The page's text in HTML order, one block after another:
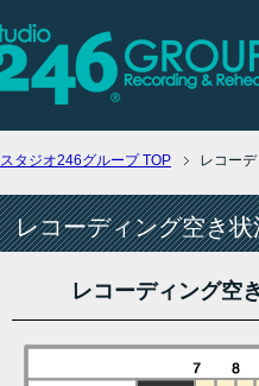
スタジオ246グループTOP レコー
レコーディング空き
レコーディング空